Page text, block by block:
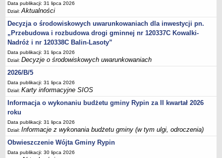
Imienne wykazy głosowań radnych
Postać dokumentów
Akty Prawne, Dzienniki Ustaw, Monitory Polskie
Prawo miejscowe
Zarządzenia
Studium uwarunkowań i kierunków zagospodarowania
Dane przestrzenne - MPZP
Stałe obwody głosowania, numery, granice oraz siedziby
obwodowych komisji wyborczych, opis granic okręgów wyborczych
Plan ogólny gminy Rypin
FINANSE GMINY
Data publikacji: 31 lipca 2026
Dział:Aktualności
Decyzja o środowiskowych uwarunkowaniach dla inwestycji pn.
„Przebudowa i rozbudowa drogi gminnej nr 120337C Kowalki-
Nadróż i nr 120338C Balin-Lasoty”
Data publikacji: 31 lipca 2026
Dział:Decyzje o środowiskowych uwarunkowaniach
2026/B/5
Data publikacji: 31 lipca 2026
Dział:Karty informacyjne SIOS
Informacja o wykonaniu budżetu gminy Rypin za II kwartał 2026
roku
Data publikacji: 31 lipca 2026
Dział:Informacje z wykonania budżetu gminy (w tym ulgi, odroczenia)
Obwieszczenie Wójta Gminy Rypin
Data publikacji: 30 lipca 2026